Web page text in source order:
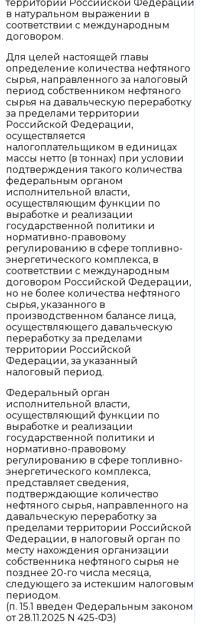
территории Российской Федерации
в натуральном выражении в
соответствии с международным
договором.
Для целей настоящей главы
определение количества нефтяного
сырья, направленного за налоговый
период собственником нефтяного
сырья на давальческую переработку
за пределами территории
Российской Федерации,
осуществляется
налогоплательщиком в единицах
массы нетто (в тоннах) при условии
подтверждения такого количества
федеральным органом
исполнительной власти,
осуществляющим функции по
выработке и реализации
государственной политики и
нормативно-правовому
регулированию в сфере топливно-
энергетического комплекса, в
соответствии с международным
договором Российской Федерации,
но не более количества нефтяного
сырья, указанного в
производственном балансе лица,
осуществляющего давальческую
переработку за пределами
территории Российской
Федерации, за указанный
налоговый период.
Федеральный орган
исполнительной власти,
осуществляющий функции по
выработке и реализации
государственной политики и
нормативно-правовому
регулированию в сфере топливно-
энергетического комплекса,
представляет сведения,
подтверждающие количество
нефтяного сырья, направленного на
давальческую переработку за
пределами территории Российской
Федерации, в налоговый орган по
месту нахождения организации
собственника нефтяного сырья не
позднее 20-го числа месяца,
следующего за истекшим налоговым
периодом.
(п. 15.1 введен Федеральным законом
от 28.11.2025 N 425-ФЗ)